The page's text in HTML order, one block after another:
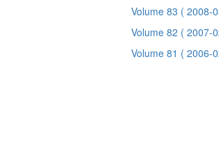
Volume 83 ( 2008-
Volume 82 ( 2007-
Volume 81 ( 2006-